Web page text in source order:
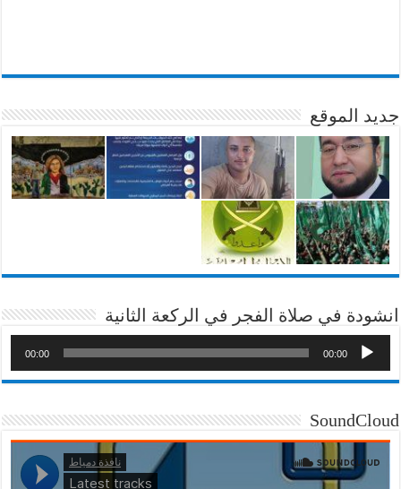
جديد الموقع
انشودة في صلاة الفجر في الركعة الثانية
00:00
00:00
SoundCloud